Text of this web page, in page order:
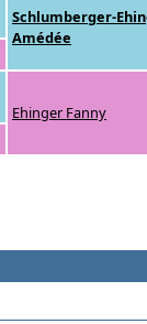
Schlumberger-
Amédée
Ehinger Fanny